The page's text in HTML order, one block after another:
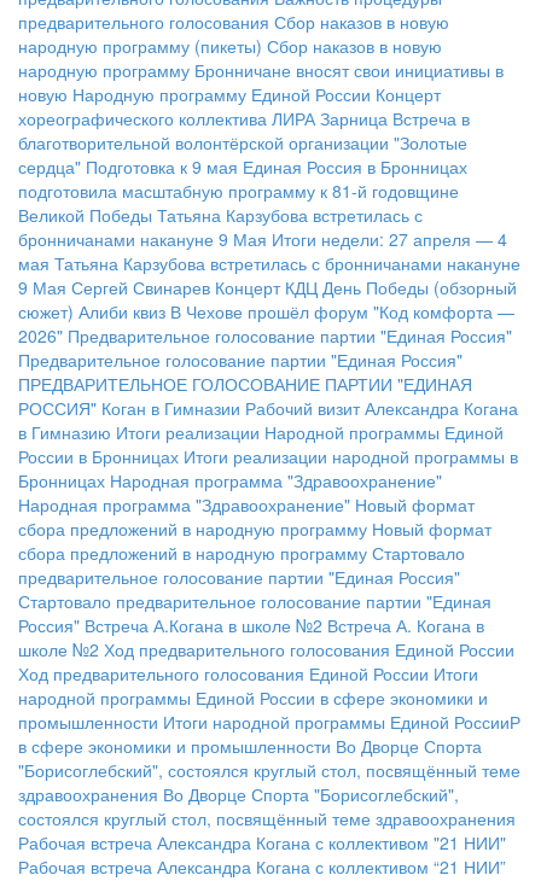
предварительного голосования Сбор наказов в новую
народную программу (пикеты) Сбор наказов в новую
народную программу Бронничане вносят свои инициативы в
новую Народную программу Единой России Концерт
хореографического коллектива ЛИРА Зарница Встреча в
благотворительной волонтёрской организации "Золотые
сердца" Подготовка к 9 мая Единая Россия в Бронницах
подготовила масштабную программу к 81-й годовщине
Великой Победы Татьяна Карзубова встретилась с
бронничанами накануне 9 Мая Итоги недели: 27 апреля — 4
мая Татьяна Карзубова встретилась с бронничанами накануне
9 Мая Сергей Свинарев Концерт КДЦ День Победы (обзорный
сюжет) Алиби квиз В Чехове прошёл форум "Код комфорта —
2026" Предварительное голосование партии "Единая Россия"
Предварительное голосование партии "Единая Россия"
ПРЕДВАРИТЕЛЬНОЕ ГОЛОСОВАНИЕ ПАРТИИ "ЕДИНАЯ
РОССИЯ" Коган в Гимназии Рабочий визит Александра Когана
в Гимназию Итоги реализации Народной программы Единой
России в Бронницах Итоги реализации народной программы в
Бронницах Народная программа "Здравоохранение"
Народная программа "Здравоохранение" Новый формат
сбора предложений в народную программу Новый формат
сбора предложений в народную программу Стартовало
предварительное голосование партии "Единая Россия"
Стартовало предварительное голосование партии "Единая
Россия" Встреча А.Когана в школе №2 Встреча А. Когана в
школе №2 Ход предварительного голосования Единой России
Ход предварительного голосования Единой России Итоги
народной программы Единой России в сфере экономики и
промышленности Итоги народной программы Единой РоссииР
в сфере экономики и промышленности Во Дворце Спорта
"Борисоглебский", состоялся круглый стол, посвящённый теме
здравоохранения Во Дворце Спорта "Борисоглебский",
состоялся круглый стол, посвящённый теме здравоохранения
Рабочая встреча Александра Когана с коллективом "21 НИИ"
Рабочая встреча Александра Когана с коллективом “21 НИИ”